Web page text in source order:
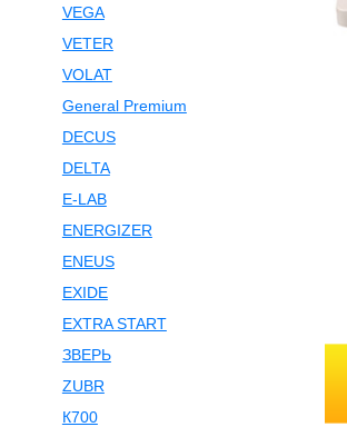
VEGA
VETER
VOLAT
General Premium
DECUS
DELTA
E-LAB
ENERGIZER
ENEUS
EXIDE
EXTRA START
ЗВЕРЬ
ZUBR
К700